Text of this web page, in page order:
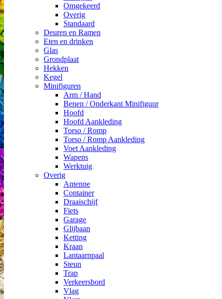
Omgekeerd
Overig
Standaard
Deuren en Ramen
Eten en drinken
Glas
Grondplaat
Hekken
Kegel
Minifiguren
Arm / Hand
Benen / Onderkant Minifiguur
Hoofd
Hoofd Aankleding
Torso / Romp
Torso / Romp Aankleding
Voet Aankleding
Wapens
Werktuig
Overig
Antenne
Container
Draaischijf
Fiets
Garage
Glijbaan
Ketting
Kraan
Lantaarnpaal
Steun
Trap
Verkeersbord
Vlag